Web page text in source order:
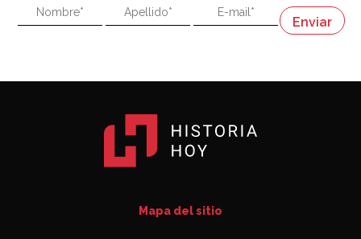
"En política, la estupidez no es una desventaja"
Napoleón
Mapa del sitio